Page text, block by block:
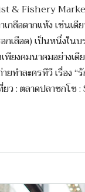
& Fishery
เกลือตากแห้ง เช่น
กเลือด) เป็นหนึ่งใ
พียงคมนาคมอย่าง
ยทำละครทีวี เรื่อ
ว : ตลาดปลาซกโช